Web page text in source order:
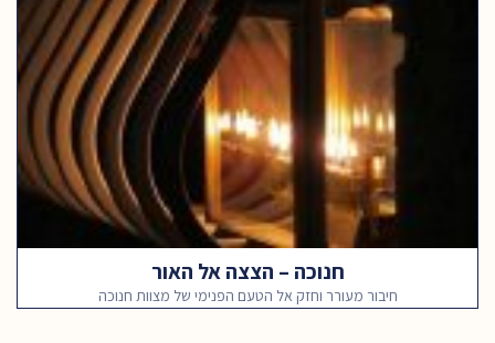
חנוכה – הצצה אל האור
חיבור מעורר וחזק אל הטעם הפנימי של מצוות חנוכה